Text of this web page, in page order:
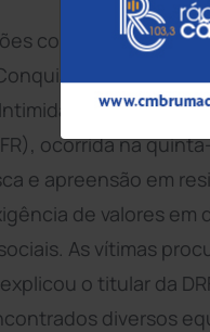
contra nove
e
Violada,
ocorrida na
e apreensão em
de valores em
As vítimas
o titular da
diversos